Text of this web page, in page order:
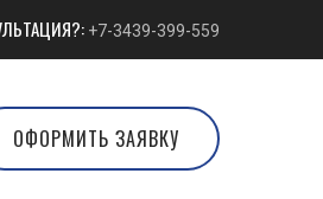
+7-3439-399-559
ОФОРМИТЬ ЗАЯВКУ